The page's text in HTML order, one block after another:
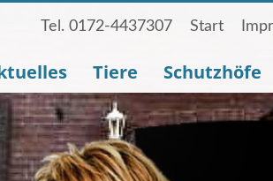
Tel. 0172-4437307 Start
Tiere Schutzhöfe